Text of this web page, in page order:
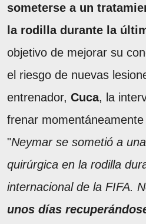
someterse a un
la rodilla durante la
objetivo de mejorar su
el riesgo de nuevas
entrenador, Cuca, la
frenar
"Neymar se sometió a
quirúrgica en la rodilla
internacional de la FIFA.
unos días